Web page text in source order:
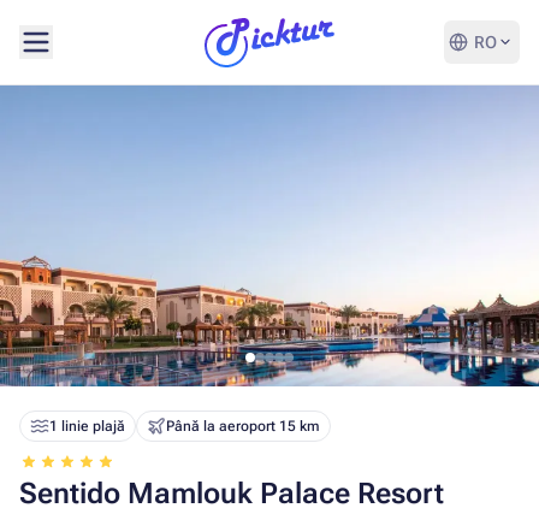
RO
1 linie plajă Până la aeroport 15 km
Sentido Mamlouk Palace Resort